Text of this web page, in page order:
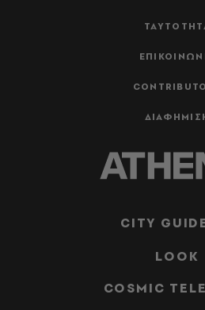
CITY
LOOK
COSMIC